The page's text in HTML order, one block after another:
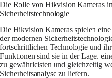
Die Rolle von Hikvision Kameras
Sicherheitstechnologie
Die Hikvision Kameras spielen
der modernen
fortschrittlichen Technologie und
Funktionen sind sie in der Lage,
zu gewährleisten und gleichzeitig
Sicherheitsanalyse zu liefern.